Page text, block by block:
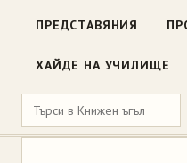
ПРЕДСТАВЯНИЯ
ХАЙДЕ НА УЧИЛИЩЕ